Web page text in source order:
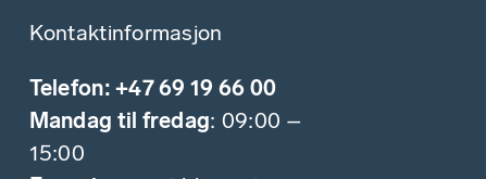
Kontaktinformasjon
Telefon: +47 69 19 66 00
Mandag til fredag: 09:00 –
15:00